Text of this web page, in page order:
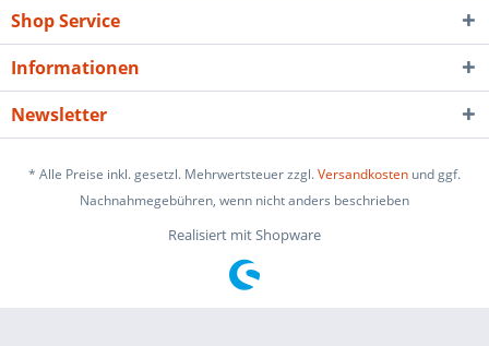
Shop Service
Informationen
Newsletter
* Alle Preise inkl. gesetzl. Mehrwertsteuer zzgl.Versandkosten und ggf.
Nachnahmegebühren, wenn nicht anders beschrieben
Realisiert mit Shopware